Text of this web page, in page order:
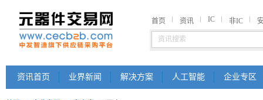
首页 资讯 IC 非IC
资讯首页 业界新闻 解决方案 人工智能 企业专区